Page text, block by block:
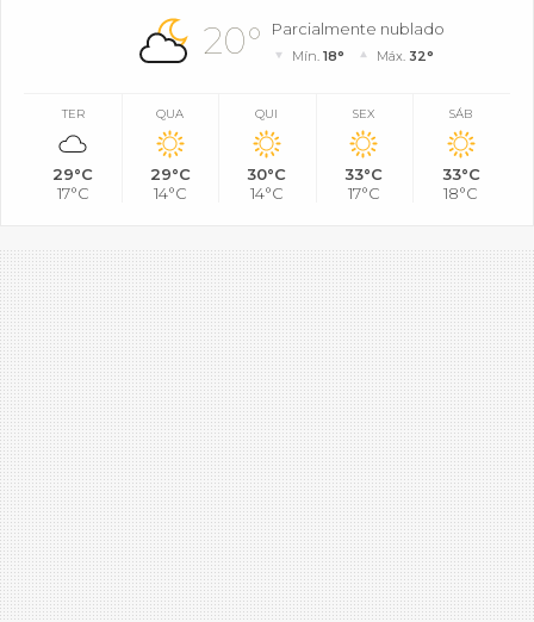
20° Parcialmente nublado
Mín.18° Máx. 32°
TER
29°C
17°C
QUA
29°C
14°C
QUI
30°C
14°C
SEX
33°C
17°C
SÁB
33°C
18°C